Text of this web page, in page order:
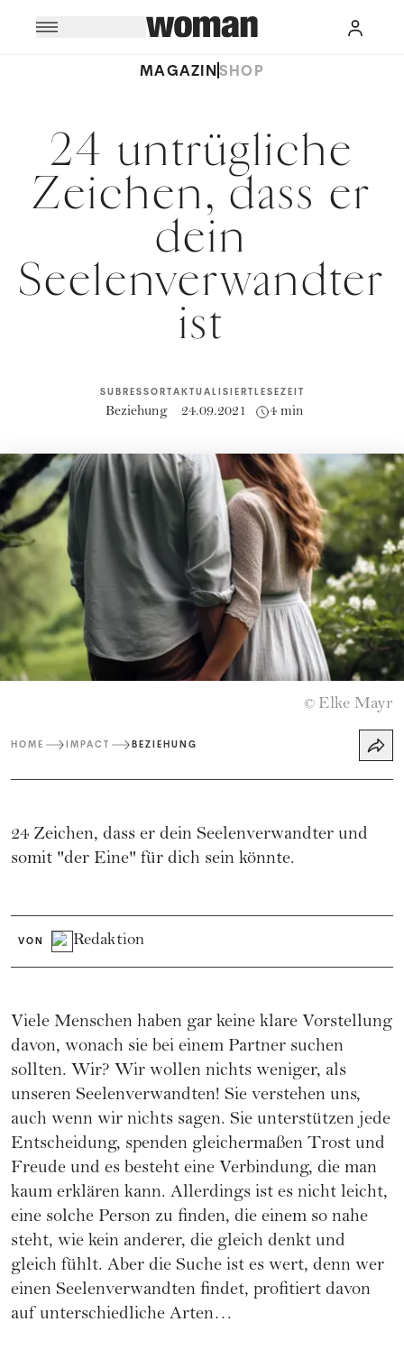
MAGAZINSHOP
24 untrügliche
Zeichen, dass er
dein
Seelenverwandter
ist
SUBRESSORT
Beziehung
AKTUALISIERT
24.09.2021
LESEZEIT
4 min
© Elke Mayr
HOME IMPACT BEZIEHUNG
24 Zeichen, dass er dein Seelenverwandter und
somit "der Eine" für dich sein könnte.
VON Redaktion
Viele Menschen haben gar keine klare Vorstellung
davon, wonach sie bei einem Partner suchen
sollten. Wir? Wir wollen nichts weniger, als
unseren Seelenverwandten! Sie verstehen uns,
auch wenn wir nichts sagen. Sie unterstützen jede
Entscheidung, spenden gleichermaßen Trost und
Freude und es besteht eine Verbindung, die man
kaum erklären kann. Allerdings ist es nicht leicht,
eine solche Person zu finden, die einem so nahe
steht, wie kein anderer, die gleich denkt und
gleich fühlt. Aber die Suche ist es wert, denn wer
einen Seelenverwandten findet, profitiert davon
auf unterschiedliche Arten…